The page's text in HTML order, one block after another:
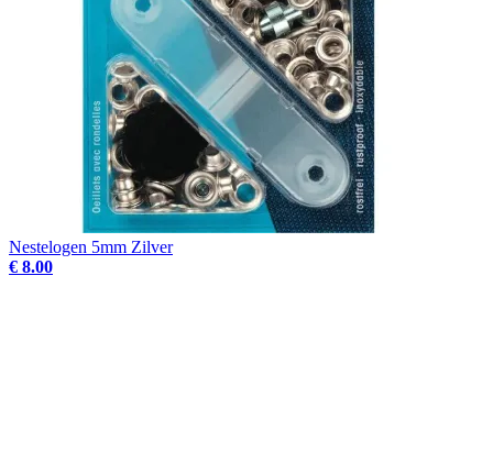
Nestelogen 5mm Zilver
€ 8.00